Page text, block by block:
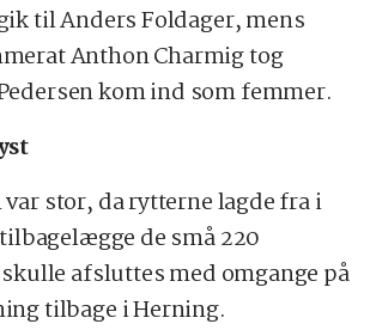
til Anders Foldager, mens
Anthon Charmig tog
kom ind som femmer.
stor, da rytterne lagde fra i
de små 220
afsluttes med omgange på
tilbage i Herning.